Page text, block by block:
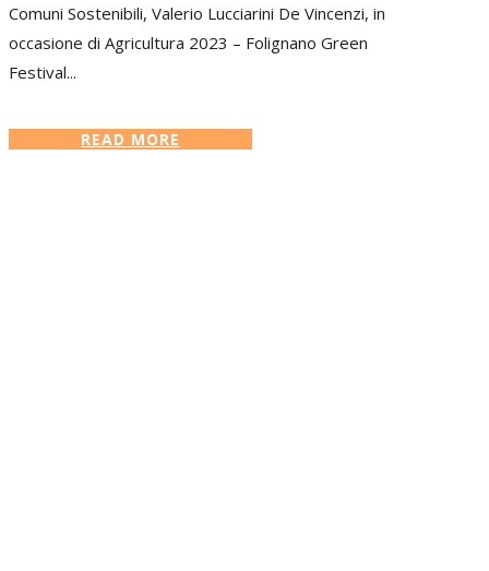
Comuni Sostenibili, Valerio Lucciarini De Vincenzi, in
occasione di Agricultura 2023 – Folignano Green
Festival...
READ MORE